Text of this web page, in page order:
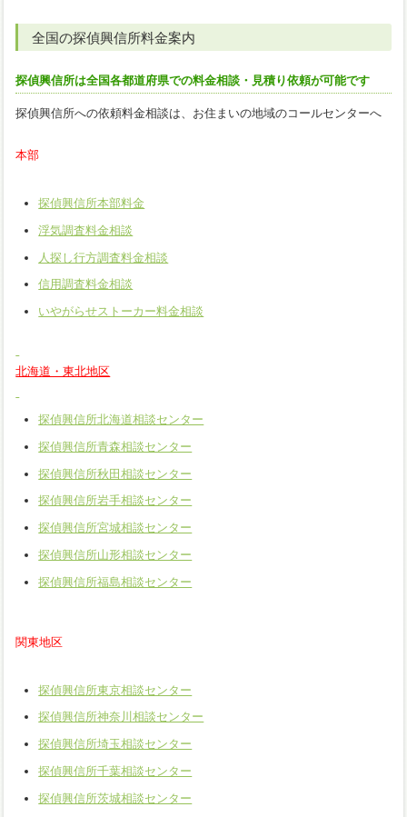
全国の探偵興信所料金案内
探偵興信所は全国各都道府県での料金相談・見積り依頼が可能です
探偵興信所への依頼料金相談は、お住まいの地域のコールセンターへ
本部
探偵興信所本部料金
浮気調査料金相談
人探し行方調査料金相談
信用調査料金相談
いやがらせストーカー料金相談
北海道・東北地区
探偵興信所北海道相談センター
探偵興信所青森相談センター
探偵興信所秋田相談センター
探偵興信所岩手相談センター
探偵興信所宮城相談センター
探偵興信所山形相談センター
探偵興信所福島相談センター
関東地区
探偵興信所東京相談センター
探偵興信所神奈川相談センター
探偵興信所埼玉相談センター
探偵興信所千葉相談センター
探偵興信所茨城相談センター